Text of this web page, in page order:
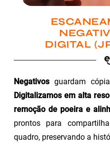
DIGITAL
Negativosguardam
Digitalizamos em alta
remoção de poeira e
prontos para
quadro, preservando a